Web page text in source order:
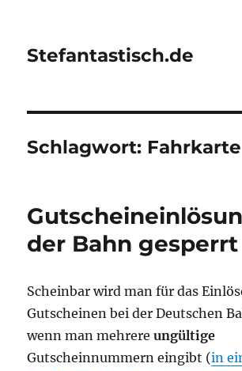
Stefantastisch.de
Schlagwort: Fahrkarte
der Bahn gesperrt
Scheinbar wird man für das
Gutscheinen bei der Deutschen
wenn man mehrereungültige
Gutscheinnummern eingibt (in